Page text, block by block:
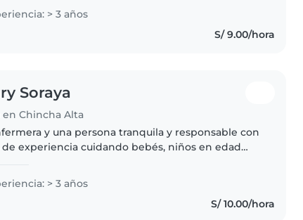
ellos, estar..
> 3 años
S/ 9.00/hora
Soraya
en Chincha Alta
y una persona tranquila y responsable con
de experiencia cuidando bebés, niños en edad
y manejo..
> 3 años
S/ 10.00/hora